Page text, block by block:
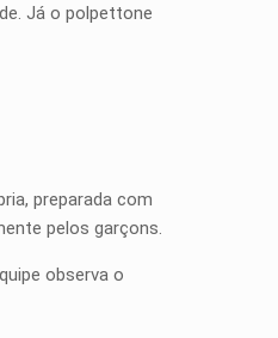
Já o polpettone
preparada com
pelos garçons.
observa o